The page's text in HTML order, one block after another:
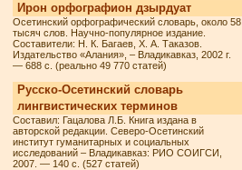
Ирон орфографион дзырдуат
Осетинский орфографический словарь, около 58
тысяч слов. Научно-популярное издание.
Составители: Н. К. Багаев, Х. А. Таказов.
Издательство «Алания», – Владикавказ, 2002 г.
— 688 с. (реально 49 770 статей)
Русско-Осетинский словарь
лингвистических терминов
Составил: Гацалова Л.Б. Книга издана в
авторской редакции. Северо-Осетинский
институт гуманитарных и социальных
исследований – Владикавказ: РИО СОИГСИ,
2007. — 140 с. (527 статей)